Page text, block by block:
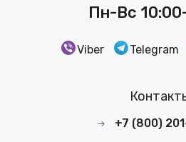
Пн-Вс
Viber Telegram
+7 (800)